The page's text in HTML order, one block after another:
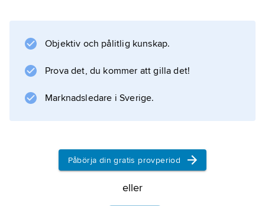
världen, inklusive Sverige. Syntetiska droger
som amfetamin, ecstasy och LSD kan
kallas
Information om artikeln
Objektiv och pålitlig kunskap.
Prova det, du kommer att gilla det!
Marknadsledare i Sverige.
Påbörja din gratis provperiod
eller